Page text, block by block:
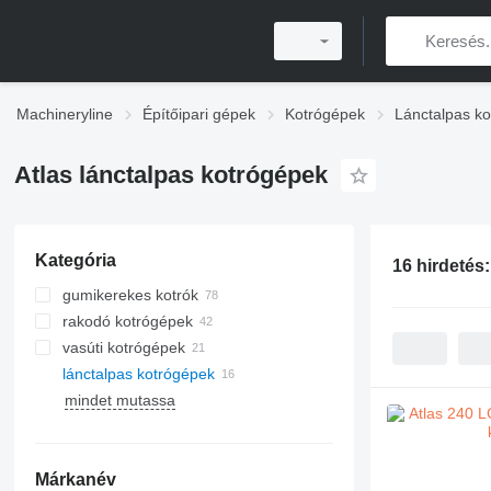
Machineryline Építőipari gépek Kotrógépek Lánctalpas
Atlas lánctalpas kotrógépek
Kategória
gumikerekes kotrók
rakodó kotrógépek
vasúti kotrógépek
lánctalpas kotrógépek
mindet mutassa
Márkanév
16 hirdetés: